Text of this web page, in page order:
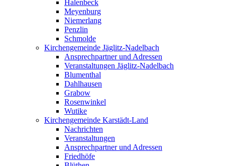
Halenbeck
Meyenburg
Niemerlang
Penzlin
Schmolde
Kirchengemeinde Jäglitz-Nadelbach
Ansprechpartner und Adressen
Veranstaltungen Jäglitz-Nadelbach
Blumenthal
Dahlhausen
Grabow
Rosenwinkel
Wutike
Kirchengemeinde Karstädt-Land
Nachrichten
Veranstaltungen
Ansprechpartner und Adressen
Friedhöfe